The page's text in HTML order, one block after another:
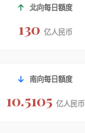
北向每日額度
130 亿人民币
南向每日額度
10.5105 亿人民币